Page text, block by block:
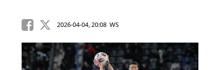
2026-04-04, 20:08 WS